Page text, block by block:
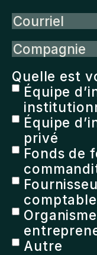
Courriel
Compagnie
Quelle est
Équipe
Équipe
privé
Fonds de
Autre